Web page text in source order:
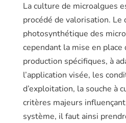
La culture de microalgues
procédé de valorisation.
photosynthétique des
cependant la mise en place
production spécifiques, à
l’application visée, les
d’ex­ploitation, la souche à
critères majeurs
système, il faut ainsi